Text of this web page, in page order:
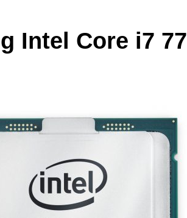
Intel Core i7